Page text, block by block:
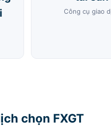
Công cụ giao
chọn FXGT